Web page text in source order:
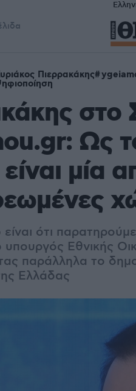
Πιερρακάκης
στο
Ως
μία
είναι ότι
Εθνικής
παράλληλα το
Ελλάδας